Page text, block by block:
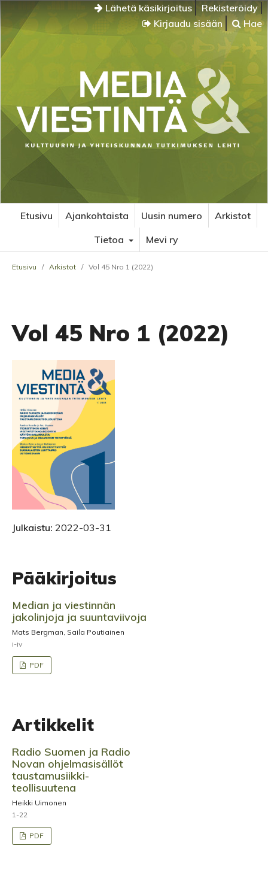
Lähetä käsikirjoitus
Rekisteröidy
Kirjaudu sisään
Hae
Etusivu Ajankohtaista Uusin numero
Arkistot
Tietoa
Mevi ry
Etusivu / Arkistot / Vol 45 Nro 1 (2022)
Vol 45 Nro 1 (2022)
Julkaistu: 2022-03-31
Pääkirjoitus
Median ja viestinnän
jakolinjoja ja suuntaviivoja
Mats Bergman, Saila Poutiainen
i-iv
PDF
Artikkelit
Radio Suomen ja Radio
Novan ohjelmasisällöt
taustamusiikki­
teollisuutena
Heikki Uimonen
1-22
PDF